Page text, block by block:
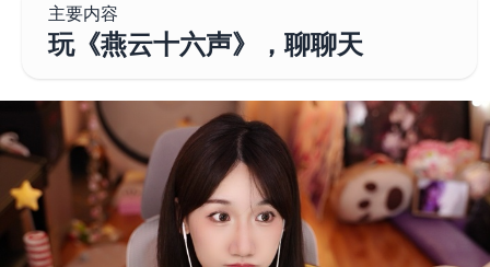
主要内容
玩《燕云十六声》，聊聊天